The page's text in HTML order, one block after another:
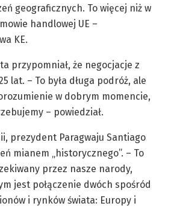
geograficznych. To więcej niż w
handlowej UE –
KE.
przypomniał, że negocjacje z
lat. – To była długa podróż, ale
w dobrym momencie,
– powiedział.
prezydent Paragwaju Santiago
mianem „historycznego”. – To
przez nasze narody,
jest połączenie dwóch spośród
i rynków świata: Europy i